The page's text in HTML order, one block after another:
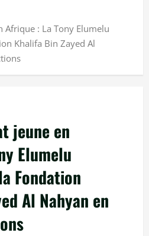
Afrique : La Tony Elumelu
Khalifa Bin Zayed Al
jeune en
Elumelu
Fondation
Al Nahyan en